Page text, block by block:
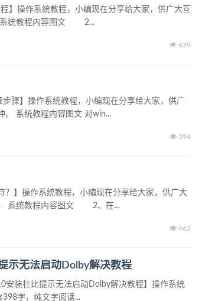
】操作系统教程，小编现在分享给大家，供广大互
系统教程内容图文 2...
639
骤】操作系统教程，小编现在分享给大家，供广
。 系统教程内容图文 对win...
394
】操作系统教程，小编现在分享给大家，供广大
。 系统教程内容图文 2、在...
462
示无法启动Dolby解决教程
安装杜比提示无法启动Dolby解决教程】操作系统
字，纯文字阅读...